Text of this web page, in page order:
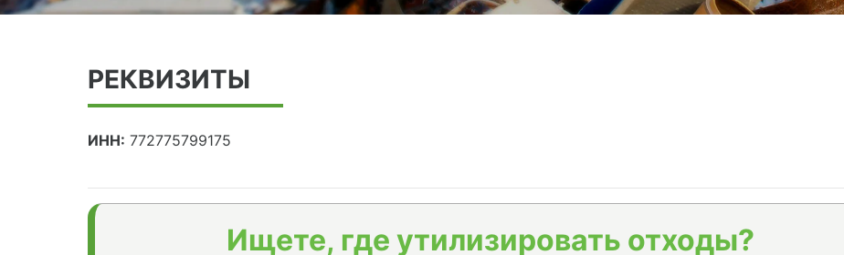
РЕКВИЗИТЫ
ИНН: 772775799175
Ищете, где утилизировать отходы?